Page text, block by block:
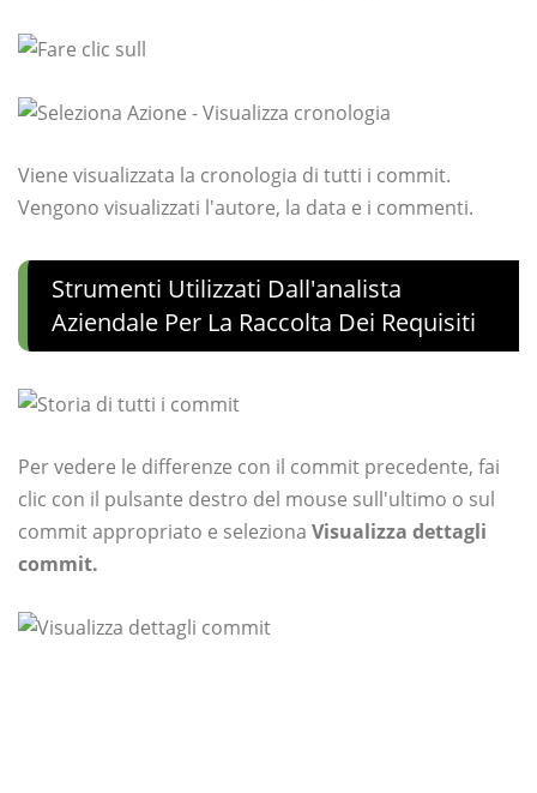
Viene visualizzata la cronologia di tutti i commit.
Vengono visualizzati l'autore, la data e i commenti.
Strumenti Utilizzati Dall'analista
Aziendale Per La Raccolta Dei Requisiti
Per vedere le differenze con il commit precedente, fai
clic con il pulsante destro del mouse sull'ultimo o sul
commit appropriato e seleziona Visualizza dettagli
commit.